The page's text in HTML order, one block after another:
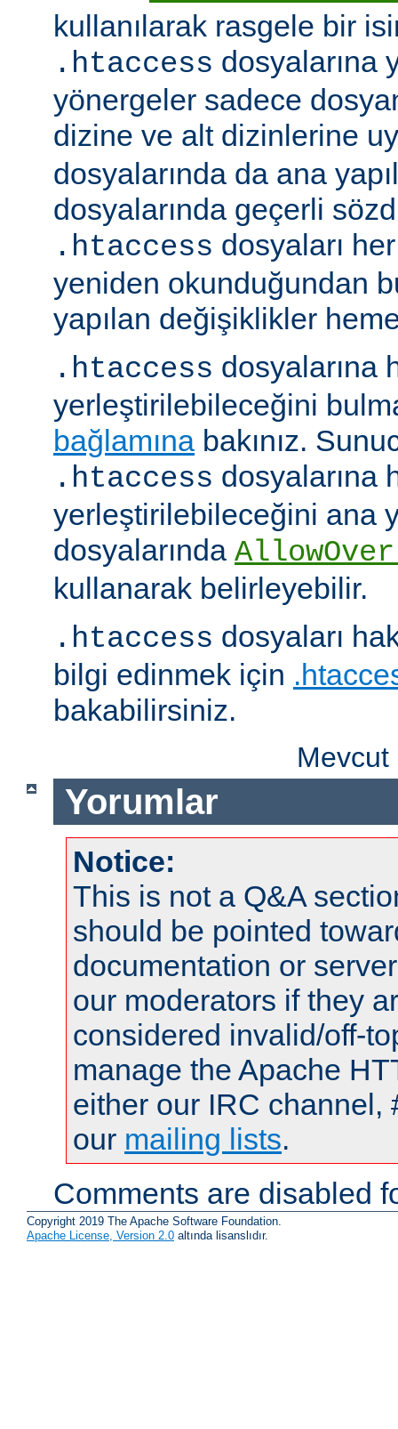
kullanılarak rasgele bir
.htaccess dosyalarına
yönergeler sadece
dizine ve alt dizinlerine
dosyalarında da ana
dosyalarında geçerli
.htaccess dosyaları
yeniden okunduğundan
yapılan değişiklikler
.htaccess dosyalarına
yerleştirilebileceğini
bağlamına bakınız.
.htaccess dosyalarına
yerleştirilebileceğini ana
dosyalarında
kullanarak belirleyebilir.
.htaccess dosyaları
bilgi edinmek için
bakabilirsiniz.
Yorumlar
Notice:
This is not a Q&A
should be pointed
documentation or
our moderators if they
considered invalid/off-
manage the Apache
either our IRC channel,
our mailing lists.
Comments are disabled
Copyright 2019 The Apache Software Foundation.
Apache License, Version 2.0 altında lisanslıdır.